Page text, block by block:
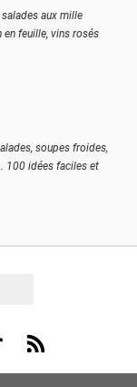
aux mille
en feuille, vins rosés
soupes froides,
100 idées faciles et
us on Tiktok
Visit us on Rss